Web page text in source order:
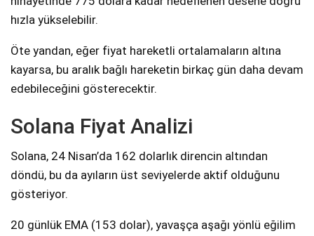
hızla yükselebilir.
Öte yandan, eğer fiyat hareketli ortalamaların altına
kayarsa, bu aralık bağlı hareketin birkaç gün daha devam
edebileceğini gösterecektir.
Solana Fiyat Analizi
Solana, 24 Nisan’da 162 dolarlık direncin altından
döndü, bu da ayıların üst seviyelerde aktif olduğunu
gösteriyor.
20 günlük EMA (153 dolar), yavaşça aşağı yönlü eğilim